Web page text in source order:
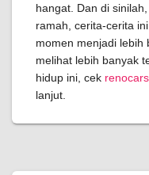
hangat. Dan di
ramah, cerita-cerita
momen menjadi lebih
melihat lebih banyak
hidup ini, cek
lanjut.